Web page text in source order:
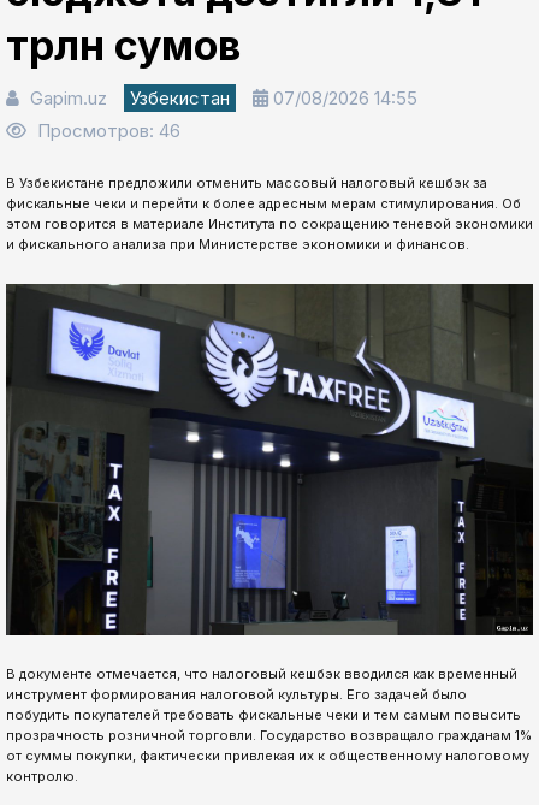
трлн сумов
Gapim.uz Узбекистан
07/08/2026 14:55
Просмотров: 46
В Узбекистане предложили отменить массовый налоговый кешбэк за
фискальные чеки и перейти к более адресным мерам стимулирования. Об
этом говорится в материале Института по сокращению теневой экономики
и фискального анализа при Министерстве экономики и финансов.
В документе отмечается, что налоговый кешбэк вводился как временный
инструмент формирования налоговой культуры. Его задачей было
побудить покупателей требовать фискальные чеки и тем самым повысить
прозрачность розничной торговли. Государство возвращало гражданам 1%
от суммы покупки, фактически привлекая их к общественному налоговому
контролю.